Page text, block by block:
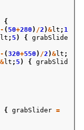
{
- ( 50+280 ) /2 )&lt ; 1
lt ; 5 ) {
grabSlide
- (320+550 ) /2 )&lt ;
&lt ; 5 ) {
grabSlid
{ grabSlider =